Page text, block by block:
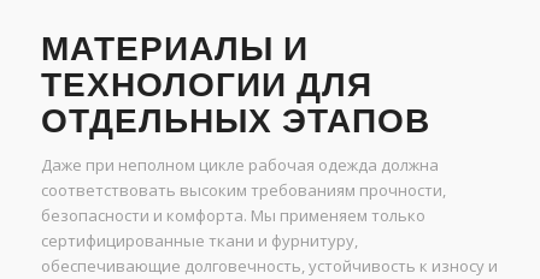
МАТЕРИАЛЫ И
ТЕХНОЛОГИИ ДЛЯ
ОТДЕЛЬНЫХ ЭТАПОВ
Даже при неполном цикле рабочая одежда должна
соответствовать высоким требованиям прочности,
безопасности и комфорта. Мы применяем только
сертифицированные ткани и фурнитуру,
обеспечивающие долговечность, устойчивость к износу и